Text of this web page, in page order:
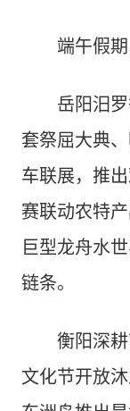
端午假期，
岳阳汨罗
套祭屈大典
车联展，推
赛联动农特
巨型龙舟水
链条。
衡阳深耕
文化节开放